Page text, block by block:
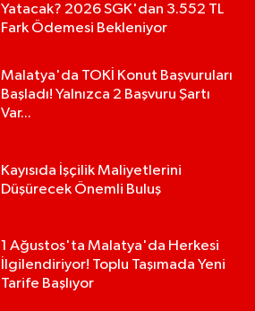
Yatacak? 2026 SGK'dan 3.552 TL
Fark Ödemesi Bekleniyor
Malatya'da TOKİ Konut Başvuruları
Başladı! Yalnızca 2 Başvuru Şartı
Var...
Kayısıda İşçilik Maliyetlerini
Düşürecek Önemli Buluş
1 Ağustos'ta Malatya'da Herkesi
İlgilendiriyor! Toplu Taşımada Yeni
Tarife Başlıyor